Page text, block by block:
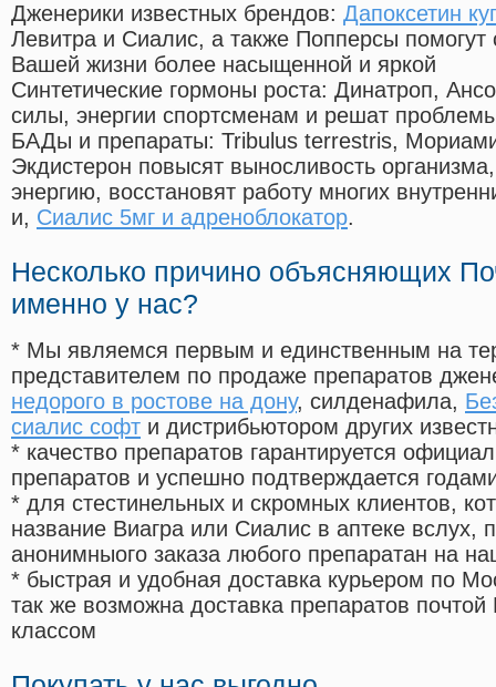
Дженерики известных брендов: Дапоксетин
Левитра и Сиалис, а также Попперсы помогут
Вашей жизни более насыщенной и яркой
Синтетические гормоны роста: Динатроп,
силы, энергии спортсменам и решат
БАДы и препараты: Tribulus terrestris,
Экдистерон повысят выносливость
энергию, восстановят работу многих
и, Сиалис 5мг и адреноблокатор.
Несколько причино объясняющих
именно у нас?
* Мы являемся первым и единственным на
представителем по продаже препаратов
недорого в ростове на дону, силденафила,
сиалис софт и дистрибьютором других
* качество препаратов гарантируется
препаратов и успешно подтверждается
* для стестинельных и скромных клиентов,
название Виагра или Сиалис в аптеке вслух,
анонимныого заказа любого препаратан на
* быстрая и удобная доставка курьером по
так же возможна доставка препаратов
классом